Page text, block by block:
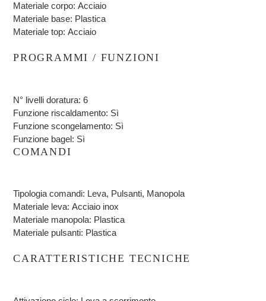
Materiale corpo: Acciaio
Materiale base: Plastica
Materiale top: Acciaio
PROGRAMMI / FUNZIONI
N° livelli doratura: 6
Funzione riscaldamento: Sì
Funzione scongelamento: Sì
Funzione bagel: Sì
COMANDI
Tipologia comandi: Leva, Pulsanti, Manopola
Materiale leva: Acciaio inox
Materiale manopola: Plastica
Materiale pulsanti: Plastica
CARATTERISTICHE TECNICHE